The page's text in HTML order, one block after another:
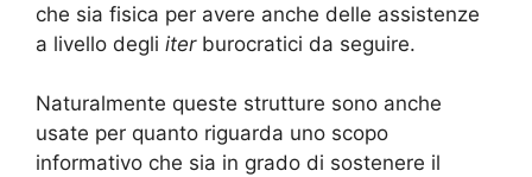
che sia fisica per avere anche delle assistenze
a livello degli iterburocratici da seguire.
Naturalmente queste strutture sono anche
usate per quanto riguarda uno scopo
informativo che sia in grado di sostenere il